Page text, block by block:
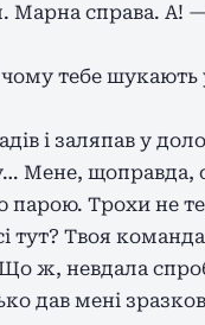
Марна справа. А!
тебе шукають
і заляпав у
Мене, щоправда,
парою. Трохи не
Твоя
ж, невдала
дав мені